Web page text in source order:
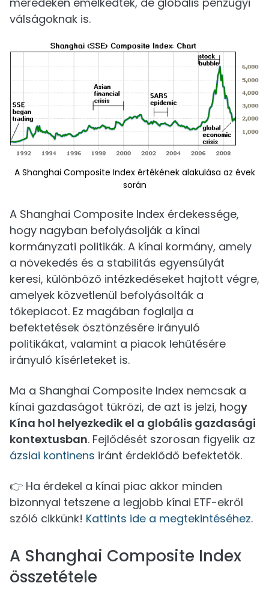
válságoknak is.
A Shanghai Composite Index értékének alakulása az évek
során
A Shanghai Composite Index érdekessége,
hogy nagyban befolyásolják a kínai
kormányzati politikák. A kínai kormány, amely
a növekedés és a stabilitás egyensúlyát
keresi, különböző intézkedéseket hajtott végre,
amelyek közvetlenül befolyásolták a
tőkepiacot. Ez magában foglalja a
befektetések ösztönzésére irányuló
politikákat, valamint a piacok lehűtésére
irányuló kísérleteket is.
Ma a Shanghai Composite Index nemcsak a
kínai gazdaságot tükrözi, de azt is jelzi, hogy
Kína hol helyezkedik el a globális gazdasági
kontextusban. Fejlődését szorosan figyelik az
ázsiai kontinens iránt érdeklődő befektetők.
👉 Ha érdekel a kínai piac akkor minden
bizonnyal tetszene a legjobb kínai ETF-ekről
szóló cikkünk! Kattints ide a megtekintéséhez.
A Shanghai Composite Index
összetétele